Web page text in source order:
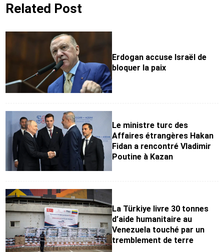
Related Post
Erdogan accuse Israël de
bloquer la paix
Le ministre turc des
Affaires étrangères Hakan
Fidan a rencontré Vladimir
Poutine à Kazan
La Türkiye livre 30 tonnes
d’aide humanitaire au
Venezuela touché par un
tremblement de terre